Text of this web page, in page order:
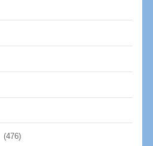
(476)